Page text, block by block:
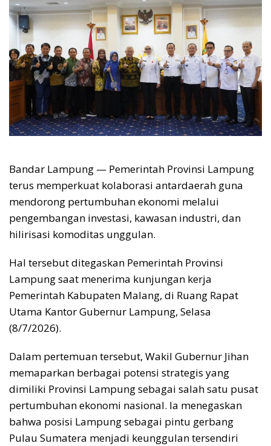
Bandar Lampung — Pemerintah Provinsi Lampung
terus memperkuat kolaborasi antardaerah guna
mendorong pertumbuhan ekonomi melalui
pengembangan investasi, kawasan industri, dan
hilirisasi komoditas unggulan.
Hal tersebut ditegaskan Pemerintah Provinsi
Lampung saat menerima kunjungan kerja
Pemerintah Kabupaten Malang, di Ruang Rapat
Utama Kantor Gubernur Lampung, Selasa
(8/7/2026).
Dalam pertemuan tersebut, Wakil Gubernur Jihan
memaparkan berbagai potensi strategis yang
dimiliki Provinsi Lampung sebagai salah satu pusat
pertumbuhan ekonomi nasional. Ia menegaskan
bahwa posisi Lampung sebagai pintu gerbang
Pulau Sumatera menjadi keunggulan tersendiri